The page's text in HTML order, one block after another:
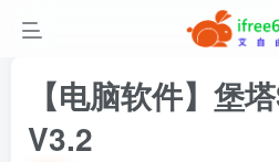
【电脑软件】堡
V3.2